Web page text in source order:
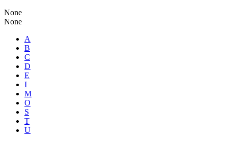
None
None
A
B
C
D
E
I
M
O
S
T
U